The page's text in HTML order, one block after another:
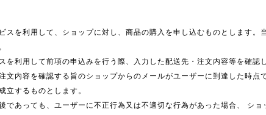
スを利用して、ショップに対し、商品の購入を申し込むものとします
を利用して前項の申込みを行う際、入力した配送先・注文内容等を確認
文内容を確認する旨のショップからのメールがユーザーに到達した時
立するものとします。
であっても、ユーザーに不正行為又は不適切な行為があった場合、 シ